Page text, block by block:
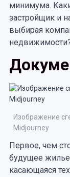
минимума.
застройщик и
выбирая
Изображение
Midjourney
Первое, чем
будущее жилье
касающаяся